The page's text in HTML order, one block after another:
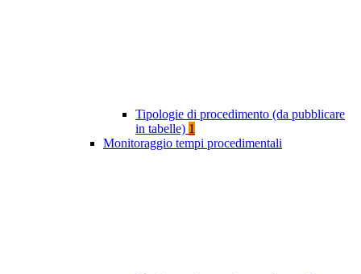
Tipologie di procedimento (da pubblicare
in tabelle) 1
Monitoraggio tempi procedimentali